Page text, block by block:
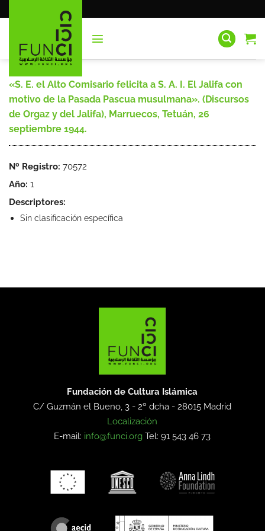
al
«S. E. el Alto Comisario felicita a S. A. I. El Jalifa con
motivo de la Pasada Pascua musulmana». (Discursos
de Orgaz y del Jalifa), Marruecos, Tetuán, 26
septiembre 1944.
Nº Registro: 70572
Año: 1
Descriptores:
Sin clasificación específica
Fundación de Cultura Islámica
C/ Guzmán el Bueno, 3 - 2º dcha -28015 Madrid
Localización
E-mail: info@funci.org Tel: 91 543 46 73